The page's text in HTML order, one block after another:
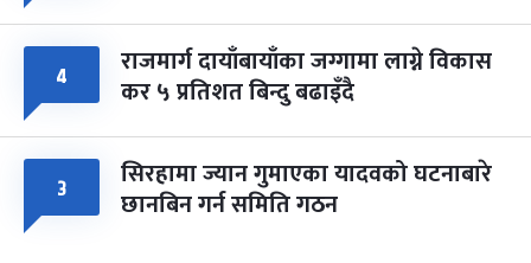
४ राजमार्ग दायाँबायाँका जग्गामा लाग्ने विकास
कर ५ प्रतिशत बिन्दु बढाइँदै
३ सिरहामा ज्यान गुमाएका यादवको घटनाबारे
छानबिन गर्न समिति गठन